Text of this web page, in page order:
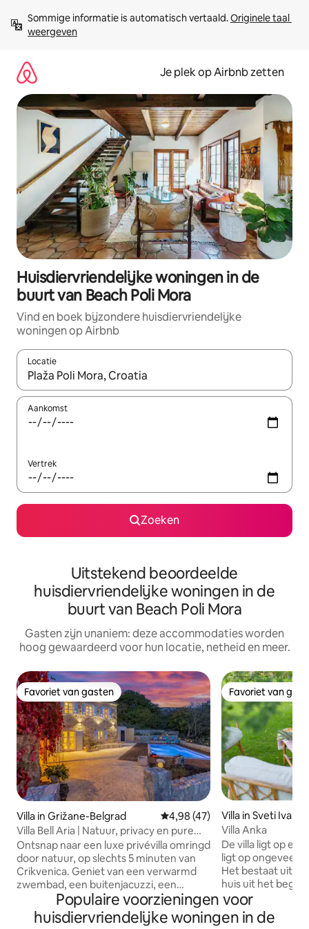
direct
naar
Sommige informatie is automatisch vertaald. Originele taal
weergeven
Je plek op Airbnb zetten
Huisdiervriendelijke woningen in de
buurt van Beach Poli Mora
Vind en boek bijzondere huisdiervriendelijke
woningen op Airbnb
Locatie
Wanneer er resultaten beschikbaar zijn, maak je een keuze
Aankomst
Vertrek
Zoeken
Uitstekend beoordeelde
huisdiervriendelijke woningen in de
buurt van Beach Poli Mora
Gasten zijn unaniem: deze accommodaties worden
hoog gewaardeerd voor hun locatie, netheid en meer.
Favoriet van gasten
Favoriet van gasten
Villa in Grižane-Belgrad Gemiddelde beoordeling van
4,98 (47)
Villa Bell Aria | Natuur, privacy en pure
ontspanning
Ontsnap naar een luxe privévilla omringd
door natuur, op slechts 5 minuten van
Crikvenica. Geniet van een verwarmd
zwembad, een buitenjacuzzi, een
wijnhoek en een rustige tuin. Perfect
voor gezinnen of vrienden die op zoek
zijn naar privacy in de buurt van de
Favoriet van
Favoriet van
Villa in Sveti Ivan
Villa Anka
De villa ligt op
ligt op ongeveer
Het bestaat uit
huis uit het begin
een nieuw deel,
grote glazen
interieur van het
Populaire voorzieningen voor
huisdiervriendelijke woningen in de